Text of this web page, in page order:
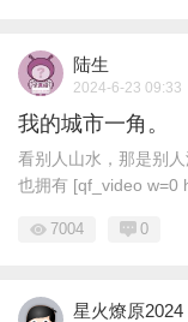
陆生
2024-6-23 09:33
我的城市一角。
看别人山水，那是别
也拥有 [qf_video w=0
7004 0
星火燎原2024